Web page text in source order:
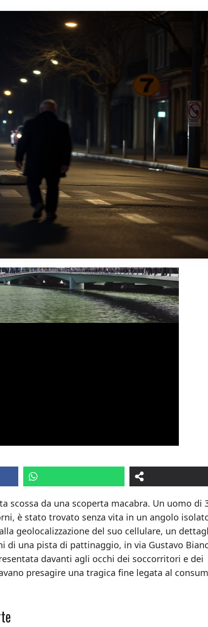
scossa da una scoperta macabra. Un uomo di
è stato trovato senza vita in un angolo
geolocalizzazione del suo cellulare, un
una pista di pattinaggio, in via Gustavo
davanti agli occhi dei soccorritori e dei
presagire una tragica fine legata al